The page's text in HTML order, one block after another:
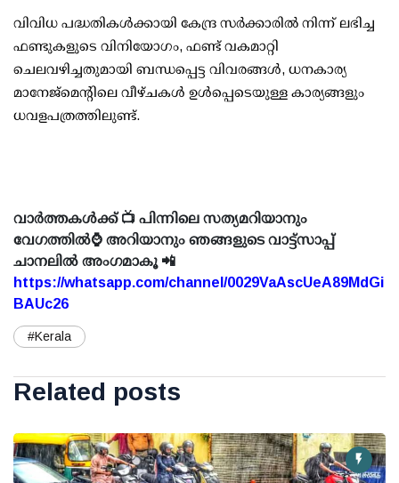
വിവിധ പദ്ധതികള്‍ക്കായി കേന്ദ്ര സര്‍ക്കാരില്‍ നിന്ന് ലഭിച്ച
ഫണ്ടുകളുടെ വിനിയോഗം, ഫണ്ട് വകമാറ്റി
ചെലവഴിച്ചതുമായി ബന്ധപ്പെട്ട വിവരങ്ങള്‍, ധനകാര്യ
മാനേജ്‌മെന്റിലെ വീഴ്ചകള്‍ ഉള്‍പ്പെടെയുള്ള കാര്യങ്ങളും
ധവളപത്രത്തിലുണ്ട്.
വാർത്തകൾക്ക് 📺 പിന്നിലെ സത്യമറിയാനും
വേഗത്തിൽ⌚ അറിയാനും ഞങ്ങളുടെ വാട്ട്സാപ്പ്
ചാനലിൽ അംഗമാകൂ 📲
https://whatsapp.com/channel/0029VaAscUeA89MdGi
BAUc26
#Kerala
Related posts